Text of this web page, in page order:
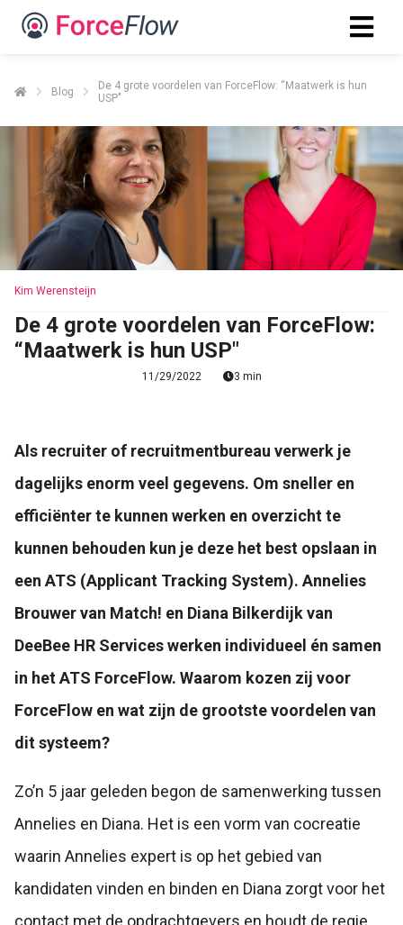
Blog
De 4 grote voordelen van ForceFlow: “Maatwerk is hun
USP"
Kim Werensteijn
De 4 grote voordelen van ForceFlow:
“Maatwerk is hun USP"
11/29/2022 3 min
Als recruiter of recruitmentbureau verwerk je
dagelijks enorm veel gegevens. Om sneller en
efficiënter te kunnen werken en overzicht te
kunnen behouden kun je deze het best opslaan in
een ATS (Applicant Tracking System). Annelies
Brouwer van Match! en Diana Bilkerdijk van
DeeBee HR Services werken individueel én samen
in het ATS ForceFlow. Waarom kozen zij voor
ForceFlow en wat zijn de grootste voordelen van
dit systeem?
Zo’n 5 jaar geleden begon de samenwerking tussen
Annelies en Diana. Het is een vorm van cocreatie
waarin Annelies expert is op het gebied van
kandidaten vinden en binden en Diana zorgt voor het
contact met de opdrachtgevers en houdt de regie